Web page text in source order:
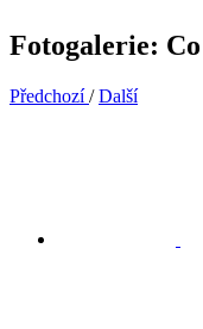
Fotogalerie:
Předchozí / Další